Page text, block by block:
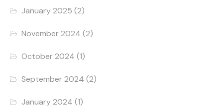
January 2025 (2)
November 2024 (2)
October 2024 (1)
September 2024 (2)
January 2024 (1)